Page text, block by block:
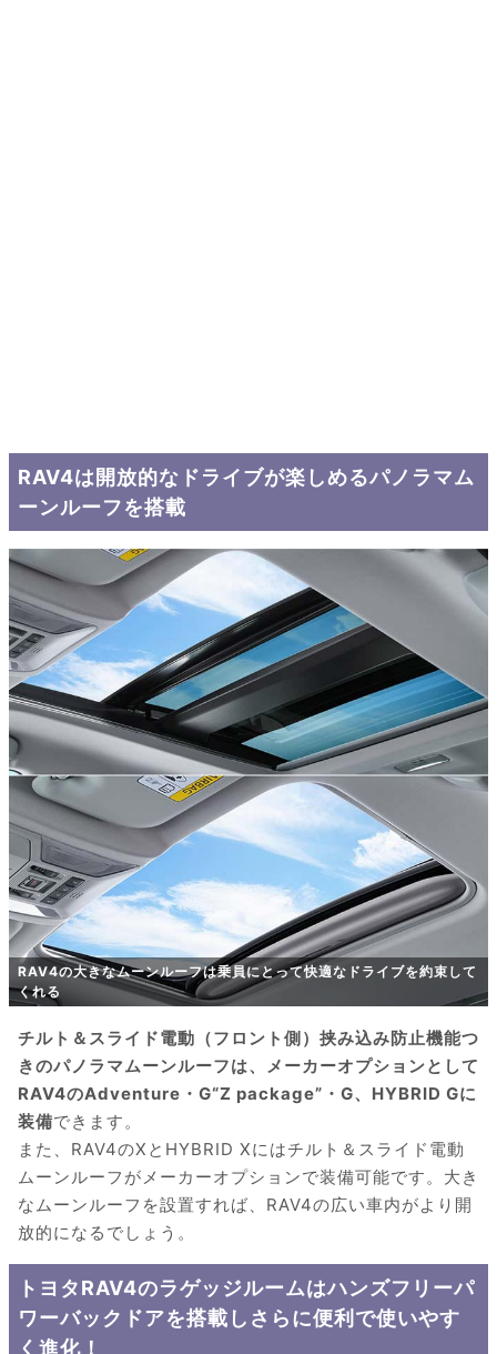
RAV4は開放的なドライブが楽しめるパノラマム
ーンルーフを搭載
RAV4の大きなムーンルーフは乗員にとって快適なドライブを約束して
くれる
チルト＆スライド電動（フロント側）挟み込み防止機能つ
きのパノラマムーンルーフは、メーカーオプションとして
RAV4のAdventure・G“Z package”・G、HYBRID Gに
装備できます。
また、RAV4のXとHYBRID Xにはチルト＆スライド電動
ムーンルーフがメーカーオプションで装備可能です。大き
なムーンルーフを設置すれば、RAV4の広い車内がより開
放的になるでしょう。
トヨタRAV4のラゲッジルームはハンズフリーパ
ワーバックドアを搭載しさらに便利で使いやす
く進化！